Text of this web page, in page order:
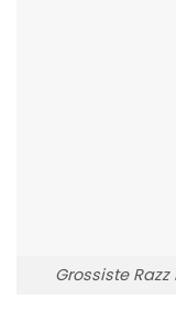
Grossiste